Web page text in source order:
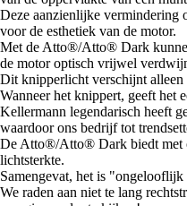
Deze aanzienlijke vermindering
voor de esthetiek van de motor.
Met de Atto®/Atto® Dark
de motor optisch vrijwel
Dit knipperlicht verschijnt alleen
Wanneer het knippert, geeft het
Kellermann legendarisch heeft
waardoor ons bedrijf tot
De Atto®/Atto® Dark biedt met
lichtsterkte.
Samengevat, het is
We raden aan niet te lang